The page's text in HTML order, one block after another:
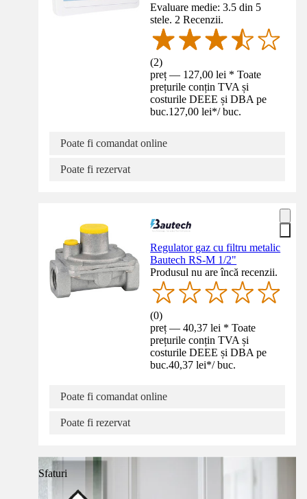
Evaluare medie: 3.5 din 5
stele. 2 Recenzii.
(2)
preț — 127,00 lei * Toate
prețurile conțin TVA și
costurile DEEE și DBA pe
buc.127,00 lei*/ buc.
Poate fi comandat online
Poate fi rezervat
Regulator gaz cu filtru metalic
Bautech RS-M 1/2"
Produsul nu are încă recenzii.
(0)
preț — 40,37 lei * Toate
prețurile conțin TVA și
costurile DEEE și DBA pe
buc.40,37 lei*/ buc.
Poate fi comandat online
Poate fi rezervat
Sfaturi